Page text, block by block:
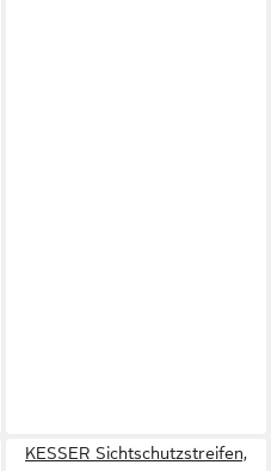
KESSER Sichtschutzstreifen,